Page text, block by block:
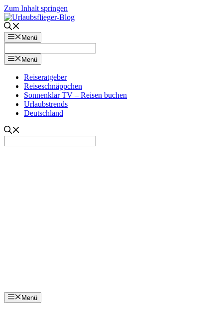
Zum Inhalt springen
Menü
Menü
Reiseratgeber
Reiseschnäppchen
Sonnenklar TV – Reisen buchen
Urlaubstrends
Deutschland
Menü